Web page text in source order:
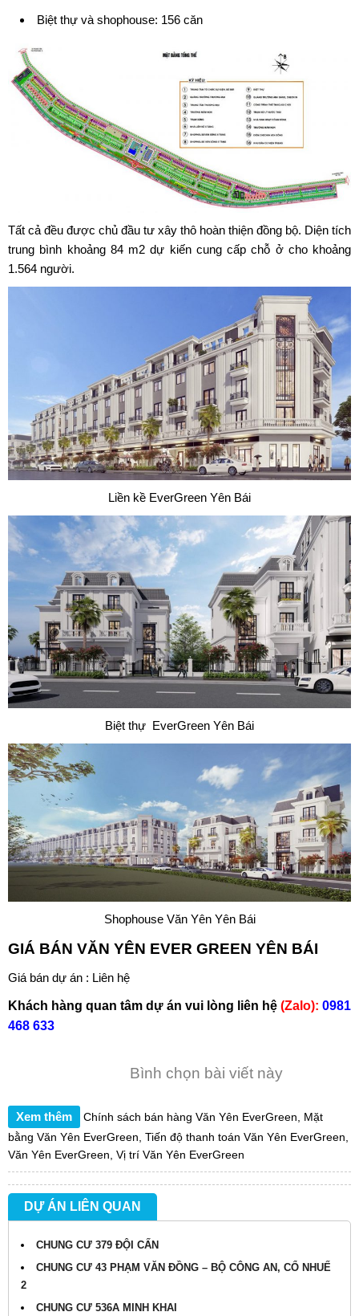
Biệt thự và shophouse: 156 căn
Tất cả đều được chủ đầu tư xây thô hoàn thiện đồng bộ. Diện tích
trung bình khoảng 84 m2 dự kiến cung cấp chỗ ở cho khoảng
1.564 người.
Liền kề EverGreen Yên Bái
Biệt thự EverGreen Yên Bái
Shophouse Văn Yên Yên Bái
GIÁ BÁN VĂN YÊN EVER GREEN YÊN BÁI
Giá bán dự án : Liên hệ
Khách hàng quan tâm dự án vui lòng liên hệ (Zalo): 0981
468 633
Bình chọn bài viết này
Xem thêm Chính sách bán hàng Văn Yên EverGreen
Mặt
bằng Văn Yên EverGreen Tiến độ thanh toán Văn Yên EverGreen
Văn Yên EverGreen Vị trí Văn Yên EverGreen
DỰ ÁN LIÊN QUAN
CHUNG CƯ 379 ĐỘI CẤN
CHUNG CƯ 43 PHẠM VĂN ĐỒNG – BỘ CÔNG AN, CỔ NHUẾ
2
CHUNG CƯ 536A MINH KHAI